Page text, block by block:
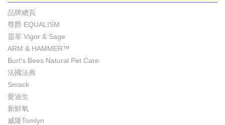
品牌總頁
尊爵 EQUALISM
靈萃 Vigor & Sage
ARM & HAMMER™
Burt's Bees Natural Pet Care
法國法典
Smack
愛迪生
新鮮氧
威隆Tomlyn